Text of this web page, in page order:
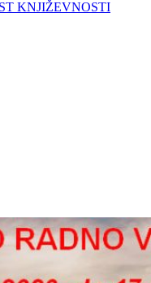
KNJIŽEVNOSTI